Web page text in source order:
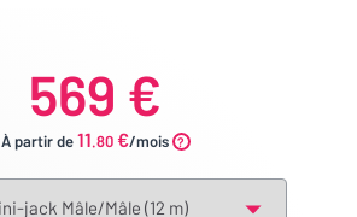
569 €
À partir de11.80€/mois